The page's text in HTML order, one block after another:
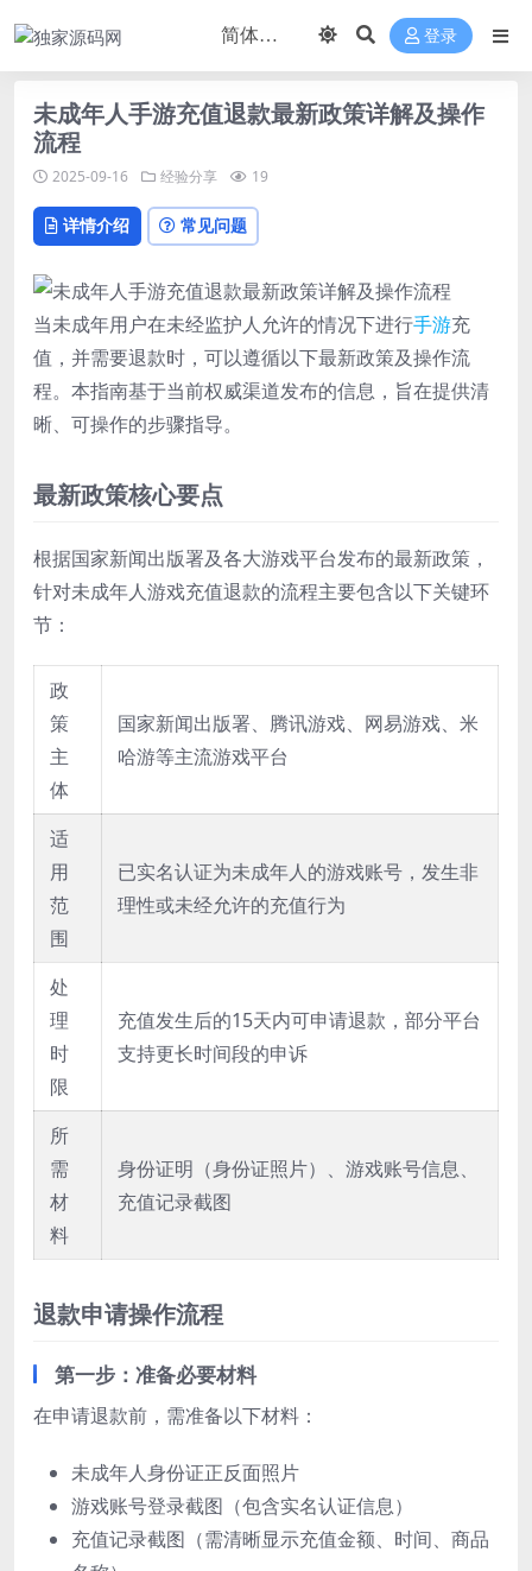
登录
未成年人手游充值退款最新政策详解及操作
流程
2025-09-16 经验分享 19
详情介绍 常见问题
当未成年用户在未经监护人允许的情况下进行手游充
值，并需要退款时，可以遵循以下最新政策及操作流
程。本指南基于当前权威渠道发布的信息，旨在提供清
晰、可操作的步骤指导。
最新政策核心要点
根据国家新闻出版署及各大游戏平台发布的最新政策，
针对未成年人游戏充值退款的流程主要包含以下关键环
节：
政
策
主
体
国家新闻出版署、腾讯游戏、网易游戏、米
哈游等主流游戏平台
适
用
范
围
已实名认证为未成年人的游戏账号，发生非
理性或未经允许的充值行为
处
理
时
限
充值发生后的15天内可申请退款，部分平台
支持更长时间段的申诉
所
需
材
料
身份证明（身份证照片）、游戏账号信息、
充值记录截图
退款申请操作流程
第一步：准备必要材料
在申请退款前，需准备以下材料：
未成年人身份证正反面照片
游戏账号登录截图（包含实名认证信息）
充值记录截图（需清晰显示充值金额、时间、商品